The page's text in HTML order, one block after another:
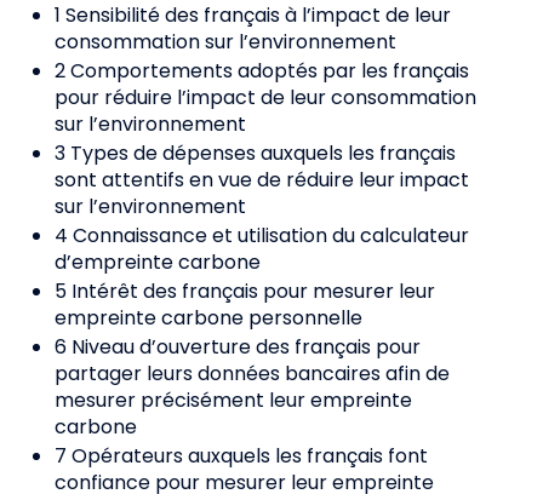
1 Sensibilité des français à l’impact de leur
consommation sur l’environnement
2 Comportements adoptés par les français
pour réduire l’impact de leur consommation
sur l’environnement
3 Types de dépenses auxquels les français
sont attentifs en vue de réduire leur impact
sur l’environnement
4 Connaissance et utilisation du calculateur
d’empreinte carbone
5 Intérêt des français pour mesurer leur
empreinte carbone personnelle
6 Niveau d’ouverture des français pour
partager leurs données bancaires afin de
mesurer précisément leur empreinte
carbone
7 Opérateurs auxquels les français font
confiance pour mesurer leur empreinte